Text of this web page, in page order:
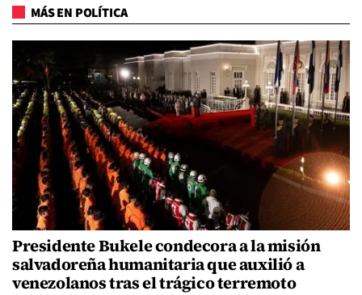
MÁS EN POLÍTICA
Presidente Bukele condecora a la misión
salvadoreña humanitaria que auxilió a
venezolanos tras el trágico terremoto